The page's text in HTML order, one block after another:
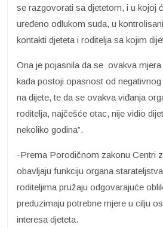
se razgovorati sa djetetom, i u kojoj
uređeno odlukom suda, u
kontakti djeteta i roditelja sa kojim
Ona je pojasnila da se ovakva
kada postoji opasnost od
na dijete, te da se ovakva viđanja
roditelja, najčešće otac, nije vidio
nekoliko godina”.
-Prema Porodičnom zakonu Centri
obavljaju funkciju organa
roditeljima pružaju odgovarajuće
preduzimaju potrebne mjere u cilju
interesa djeteta.